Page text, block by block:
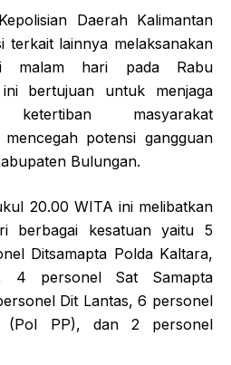
Daerah Kalimantan
terkait lainnya melaksanakan
malam hari pada Rabu
bertujuan untuk menjaga
masyarakat
potensi gangguan
Bulungan.
20.00 WITA ini melibatkan
berbagai kesatuan yaitu 5
Ditsamapta Polda Kaltara,
4 personel Sat Samapta
Dit Lantas, 6 personel
(Pol PP), dan 2 personel